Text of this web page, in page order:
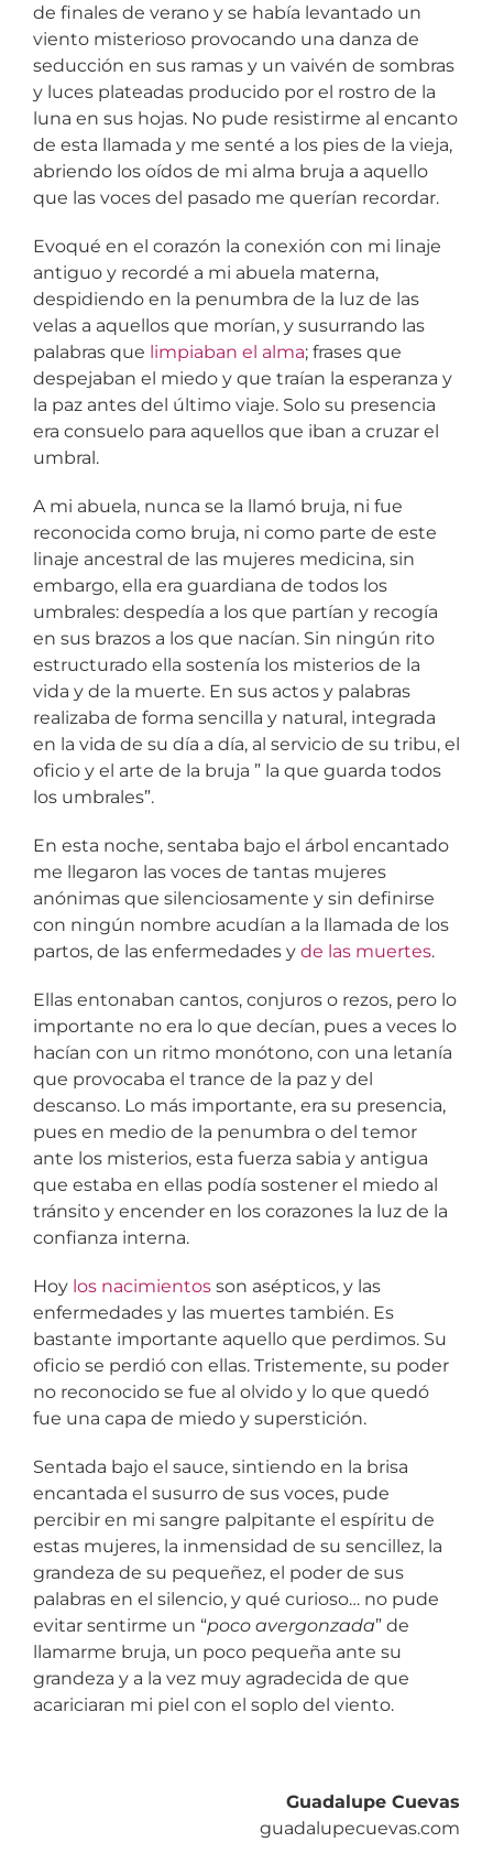
de finales de verano y se había levantado un
viento misterioso provocando una danza de
seducción en sus ramas y un vaivén de sombras
y luces plateadas producido por el rostro de la
luna en sus hojas. No pude resistirme al encanto
de esta llamada y me senté a los pies de la vieja,
abriendo los oídos de mi alma bruja a aquello
que las voces del pasado me querían recordar.
Evoqué en el corazón la conexión con mi linaje
antiguo y recordé a mi abuela materna,
despidiendo en la penumbra de la luz de las
velas a aquellos que morían, y susurrando las
palabras que limpiaban el alma; frases que
despejaban el miedo y que traían la esperanza y
la paz antes del último viaje. Solo su presencia
era consuelo para aquellos que iban a cruzar el
umbral.
A mi abuela, nunca se la llamó bruja, ni fue
reconocida como bruja, ni como parte de este
linaje ancestral de las mujeres medicina, sin
embargo, ella era guardiana de todos los
umbrales: despedía a los que partían y recogía
en sus brazos a los que nacían. Sin ningún rito
estructurado ella sostenía los misterios de la
vida y de la muerte. En sus actos y palabras
realizaba de forma sencilla y natural, integrada
en la vida de su día a día, al servicio de su tribu, el
oficio y el arte de la bruja ” la que guarda todos
los umbrales”.
En esta noche, sentaba bajo el árbol encantado
me llegaron las voces de tantas mujeres
anónimas que silenciosamente y sin definirse
con ningún nombre acudían a la llamada de los
partos, de las enfermedades y de las muertes.
Ellas entonaban cantos, conjuros o rezos, pero lo
importante no era lo que decían, pues a veces lo
hacían con un ritmo monótono, con una letanía
que provocaba el trance de la paz y del
descanso. Lo más importante, era su presencia,
pues en medio de la penumbra o del temor
ante los misterios, esta fuerza sabia y antigua
que estaba en ellas podía sostener el miedo al
tránsito y encender en los corazones la luz de la
confianza interna.
Hoy los nacimientosson asépticos, y las
enfermedades y las muertes también. Es
bastante importante aquello que perdimos. Su
oficio se perdió con ellas. Tristemente, su poder
no reconocido se fue al olvido y lo que quedó
fue una capa de miedo y superstición.
Sentada bajo el sauce, sintiendo en la brisa
encantada el susurro de sus voces, pude
percibir en mi sangre palpitante el espíritu de
estas mujeres, la inmensidad de su sencillez, la
grandeza de su pequeñez, el poder de sus
palabras en el silencio, y qué curioso… no pude
evitar sentirme un “poco avergonzada” de
llamarme bruja, un poco pequeña ante su
grandeza y a la vez muy agradecida de que
acariciaran mi piel con el soplo del viento.
Guadalupe Cuevas
guadalupecuevas.com